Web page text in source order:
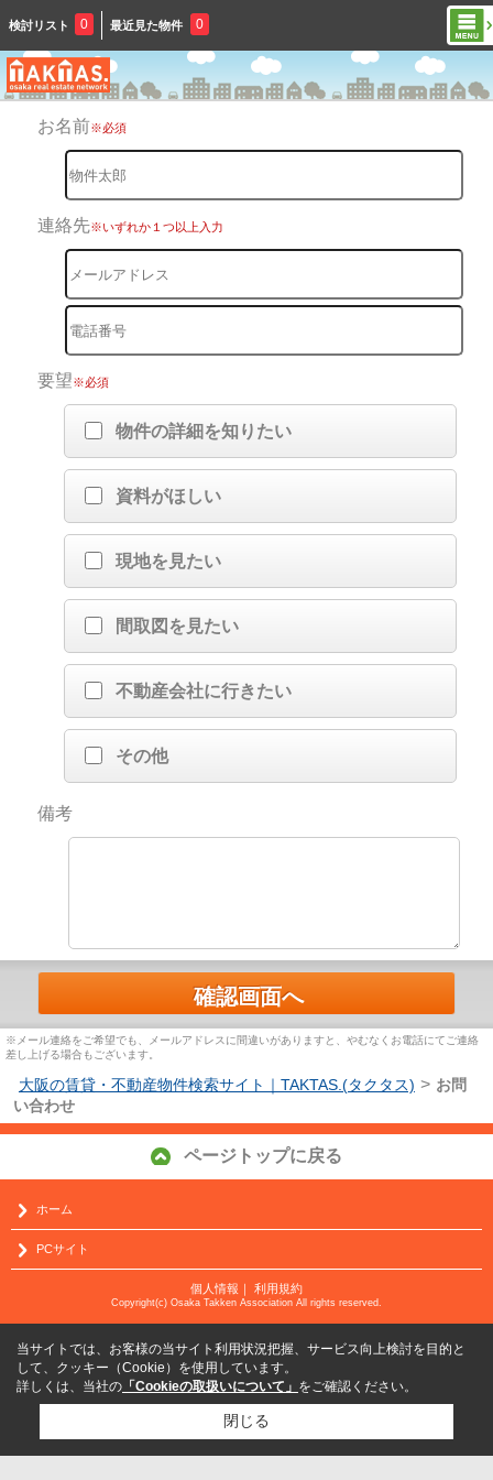
検討リスト 0 最近見た物件 0
お名前※必須
連絡先※いずれか１つ以上入力
要望※必須
物件の詳細を知りたい
資料がほしい
現地を見たい
間取図を見たい
不動産会社に行きたい
その他
備考
※メール連絡をご希望でも、メールアドレスに間違いがありますと、やむなくお電話にてご連絡
差し上げる場合もございます。
大阪の賃貸・不動産物件検索サイト｜TAKTAS.(タクタス) > お問
い合わせ
ページトップに戻る
ホーム
PCサイト
個人情報 ｜ 利用規約
Copyright(c) Osaka Takken Association All rights reserved.
当サイトでは、お客様の当サイト利用状況把握、サービス向上検討を目的と
して、クッキー（Cookie）を使用しています。
詳しくは、当社の 「Cookieの取扱いについて」 をご確認ください。
閉じる